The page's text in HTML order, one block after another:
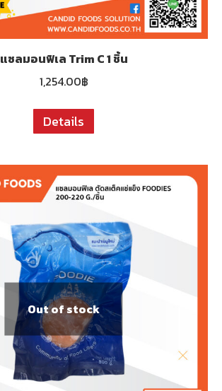
แซลมอนฟิเล Trim C 1 ชิ้น
1,254.00฿
Details
Out of stock